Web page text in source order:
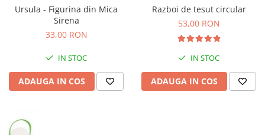
Figurine cu animale domestice
Figurine plus
Jucarii Montessori
Nevoi speciale si sindrom Down
Jucarii cu alfabet
Seturi Numberblocks
Ursula - Figurina din Mica
Sirena
33,00 RON
IN STOC
ADAUGA IN COS
Razboi de tesut circular
53,00 RON
IN STOC
ADAUGA IN COS